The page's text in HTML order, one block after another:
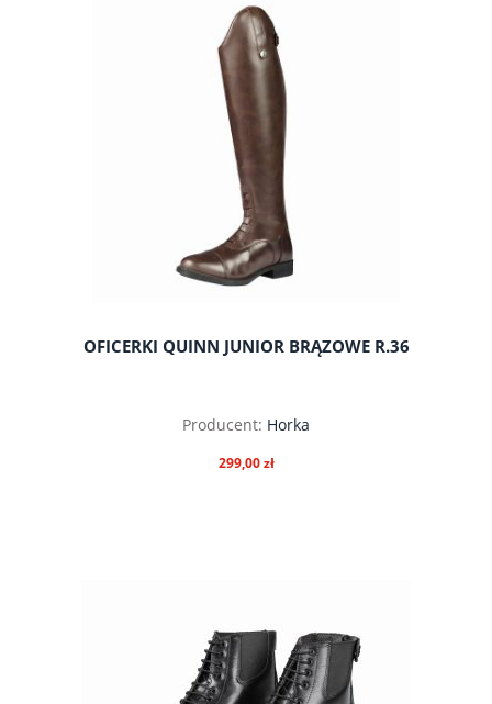
do koszyka
OFICERKI QUINN JUNIOR BRĄZOWE R.36
Producent: Horka
299,00 zł